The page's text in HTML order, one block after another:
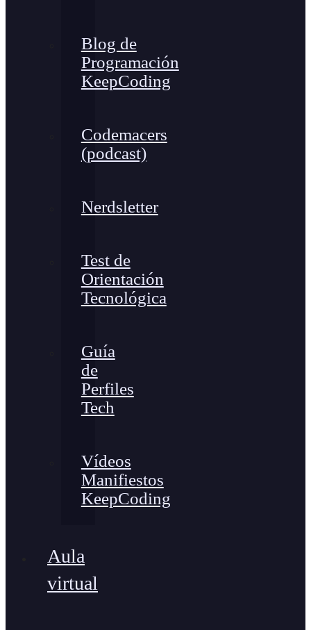
Blog de
Programación
KeepCoding
Codemacers
(podcast)
Nerdsletter
Test de
Orientación
Tecnológica
Guía
de
Perfiles
Tech
Vídeos
Manifiestos
KeepCoding
Aula
virtual